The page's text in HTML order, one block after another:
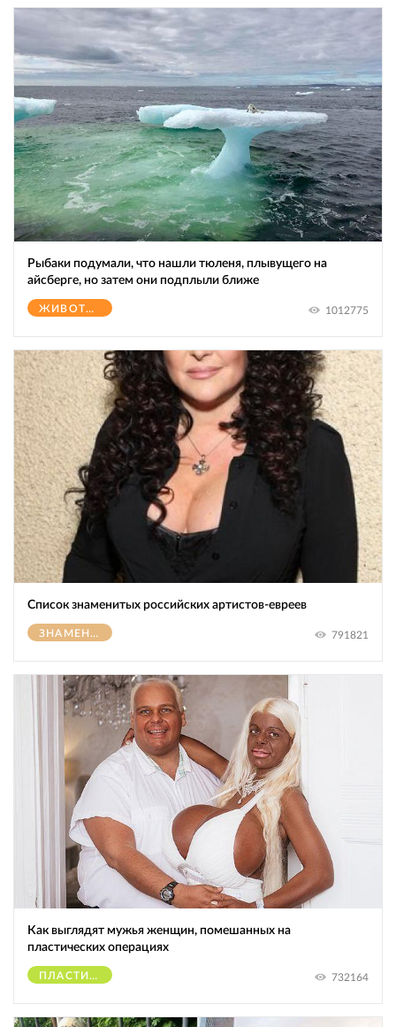
Рыбаки подумали, что нашли тюленя, плывущего на
айсберге, но затем они подплыли ближе
ЖИВОТНЫЕ 1012775
Список знаменитых российских артистов-евреев
ЗНАМЕНИТОСТИ 791821
Как выглядят мужья женщин, помешанных на
пластических операциях
ПЛАСТИЧЕСКИЕ ОПЕРАЦИИ 732164